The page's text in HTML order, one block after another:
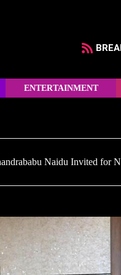
ENTERTAINMENT
Naidu Invited for